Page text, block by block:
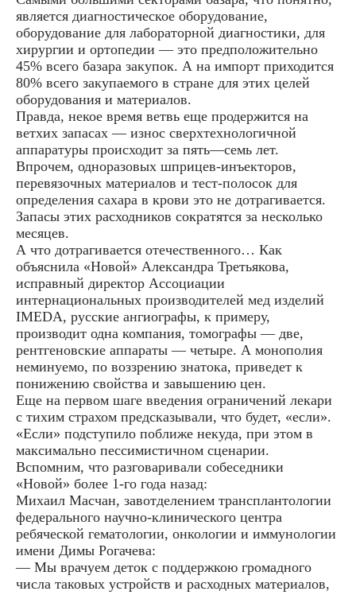
является диагностическое оборудование,
оборудование для лабораторной диагностики, для
хирургии и ортопедии — это предположительно
45% всего базара закупок. А на импорт приходится
80% всего закупаемого в стране для этих целей
оборудования и материалов.
Правда, некое время ветвь еще продержится на
ветхих запасах — износ сверхтехнологичной
аппаратуры происходит за пять—семь лет.
Впрочем, одноразовых шприцев-инъекторов,
перевязочных материалов и тест-полосок для
определения сахара в крови это не дотрагивается.
Запасы этих расходников сократятся за несколько
месяцев.
А что дотрагивается отечественного… Как
объяснила «Новой» Александра Третьякова,
исправный директор Ассоциации
интернациональных производителей мед изделий
IMEDA, русские ангиографы, к примеру,
производит одна компания, томографы — две,
рентгеновские аппараты — четыре. А монополия
неминуемо, по воззрению знатока, приведет к
понижению свойства и завышению цен.
Еще на первом шаге введения ограничений лекари
с тихим страхом предсказывали, что будет, «если».
«Если» подступило поближе некуда, при этом в
максимально пессимистичном сценарии.
Вспомним, что разговаривали собеседники
«Новой» более 1-го года назад:
Михаил Масчан, завотделением трансплантологии
федерального научно-клинического центра
ребяческой гематологии, онкологии и иммунологии
имени Димы Рогачева:
— Мы врачуем деток с поддержкою громадного
числа таковых устройств и расходных материалов,